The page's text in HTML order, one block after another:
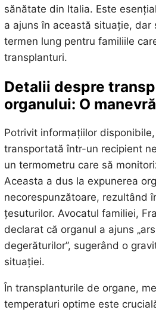
sănătate din Italia. Este
a ajuns în această situație, dar
termen lung pentru familiile
transplanturi.
Detalii despre
organului: O
Potrivit informațiilor
transportată într-un recipient
un termometru care să
Aceasta a dus la expunerea
necorespunzătoare, rezultând
țesuturilor. Avocatul familiei,
declarat că organul a ajuns
degerăturilor”, sugerând o
situației.
În transplanturile de organe,
temperaturi optime este